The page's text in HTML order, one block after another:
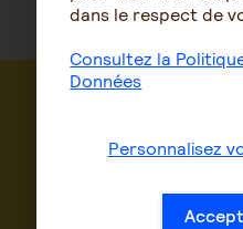
dans le respect de
Consultez la
Données
Personnalisez